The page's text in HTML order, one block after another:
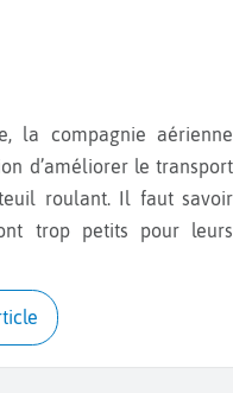
d’améliorer le transport
roulant. Il faut savoir
trop petits pour leurs